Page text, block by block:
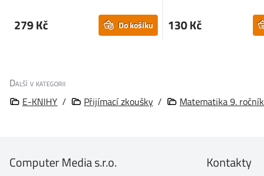
279 Kč Do košíku 130 Kč
Další v kategorii
E-KNIHY / Přijímací zkoušky / Matematika 9. ročník
Computer Media s.r.o. Kontakty